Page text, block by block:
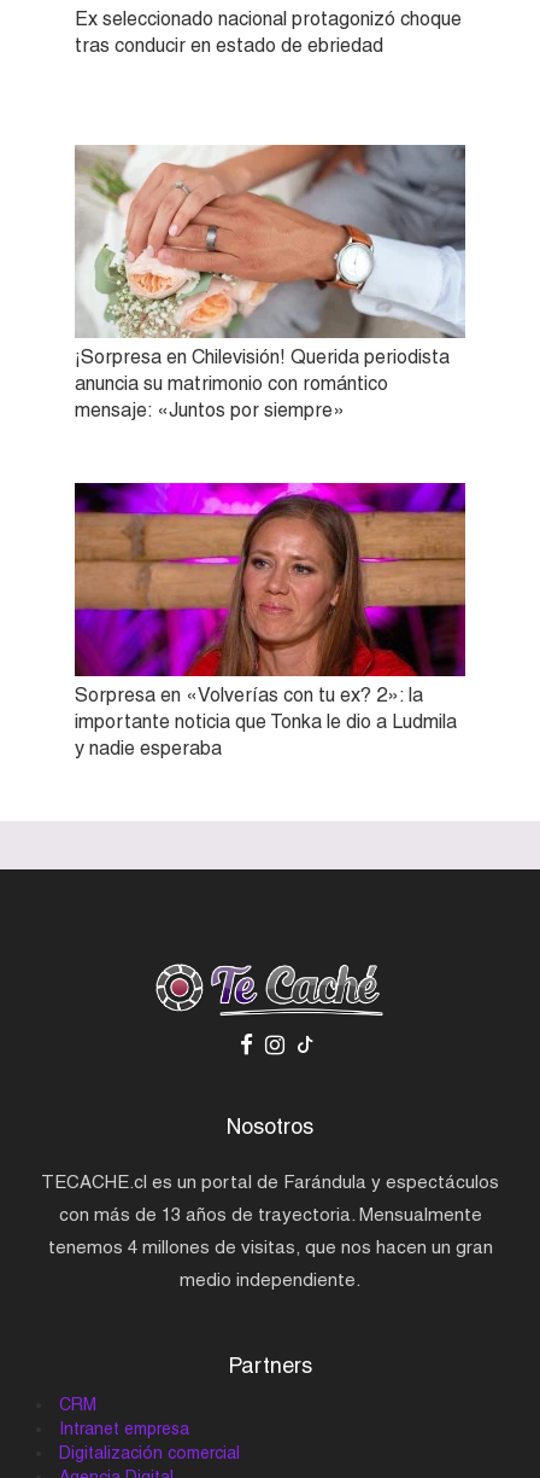
Ex seleccionado nacional protagonizó choque
tras conducir en estado de ebriedad
¡Sorpresa en Chilevisión! Querida periodista
anuncia su matrimonio con romántico
mensaje: «Juntos por siempre»
Sorpresa en «Volverías con tu ex? 2»: la
importante noticia que Tonka le dio a Ludmila
y nadie esperaba
Nosotros
TECACHE.cl es un portal de Farándula y espectáculos
con más de 13 años de trayectoria. Mensualmente
tenemos 4 millones de visitas, que nos hacen un gran
medio independiente.
Partners
CRM
Intranet empresa
Digitalización comercial